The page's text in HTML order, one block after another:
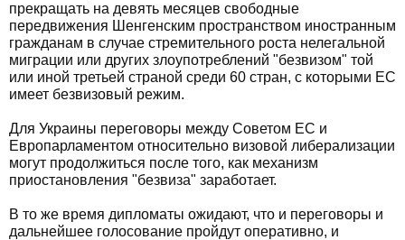
прекращать на девять месяцев свободные
передвижения Шенгенским пространством иностранным
гражданам в случае стремительного роста нелегальной
миграции или других злоупотреблений "безвизом" той
или иной третьей страной среди 60 стран, с которыми ЕС
имеет безвизовый режим.
Для Украины переговоры между Советом ЕС и
Европарламентом относительно визовой либерализации
могут продолжиться после того, как механизм
приостановления "безвиза" заработает.
В то же время дипломаты ожидают, что и переговоры и
дальнейшее голосование пройдут оперативно, и